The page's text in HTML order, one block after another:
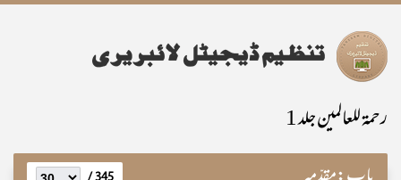
رحمۃ للعالمین جلد 1